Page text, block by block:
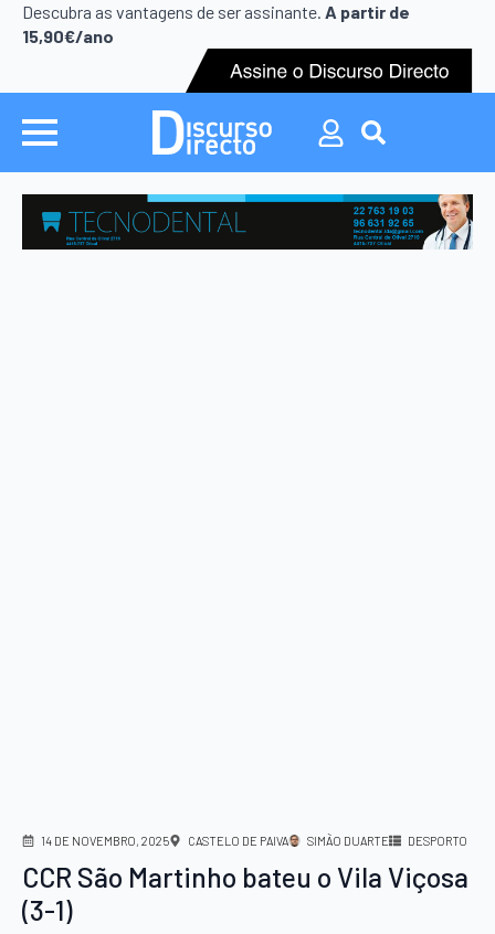
Descubra as vantagens de ser assinante. A partir de
15,90€/ano
Search
for:
Search
14 DE NOVEMBRO, 2025 CASTELO DE PAIVA SIMÃO DUARTE DESPORTO
CCR São Martinho bateu o Vila Viçosa
(3-1)